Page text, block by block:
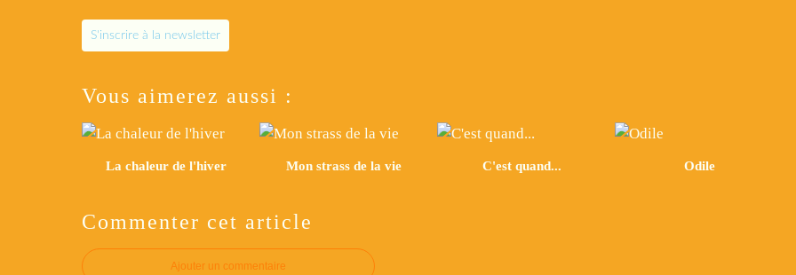
S'inscrire à la newsletter
Vous aimerez aussi :
La chaleur de l'hiver Mon strass de la vie C'est quand... Odile
Commenter cet article
Ajouter un commentaire